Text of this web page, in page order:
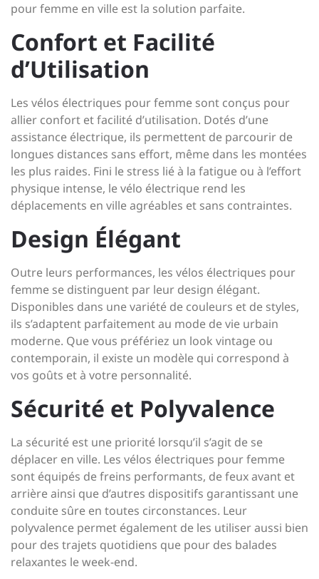
pour femme en ville est la solution parfaite.
Confort et Facilité
d’Utilisation
Les vélos électriques pour femme sont conçus pour
allier confort et facilité d’utilisation. Dotés d’une
assistance électrique, ils permettent de parcourir de
longues distances sans effort, même dans les montées
les plus raides. Fini le stress lié à la fatigue ou à l’effort
physique intense, le vélo électrique rend les
déplacements en ville agréables et sans contraintes.
Design Élégant
Outre leurs performances, les vélos électriques pour
femme se distinguent par leur design élégant.
Disponibles dans une variété de couleurs et de styles,
ils s’adaptent parfaitement au mode de vie urbain
moderne. Que vous préfériez un look vintage ou
contemporain, il existe un modèle qui correspond à
vos goûts et à votre personnalité.
Sécurité et Polyvalence
La sécurité est une priorité lorsqu’il s’agit de se
déplacer en ville. Les vélos électriques pour femme
sont équipés de freins performants, de feux avant et
arrière ainsi que d’autres dispositifs garantissant une
conduite sûre en toutes circonstances. Leur
polyvalence permet également de les utiliser aussi bien
pour des trajets quotidiens que pour des balades
relaxantes le week-end.